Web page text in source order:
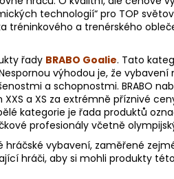
technologií“ pro TOP
tréninkového a trenérského
řady BRABO Goalie. Tato
výhodou je, že
a schopnostmi. BRABO
a XS za extrémně příznivé
kategorie je řada produktů
profesionály včetně
hráčské vybavení, zaměřené
hráči, aby si mohli produkty